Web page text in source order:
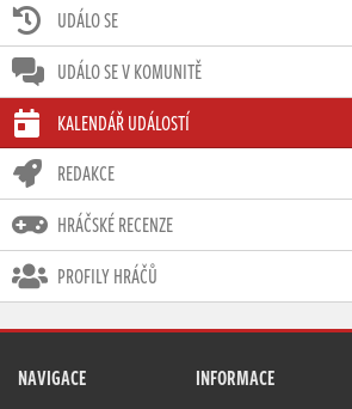
UDÁLO SE
UDÁLO SE V KOMUNITĚ
KALENDÁŘ UDÁLOSTÍ
REDAKCE
HRÁČSKÉ RECENZE
PROFILY HRÁČŮ
NAVIGACE INFORMACE